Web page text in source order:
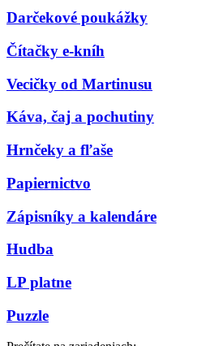
Darčekové poukážky
Čítačky e-kníh
Vecičky od Martinusu
Káva, čaj a pochutiny
Hrnčeky a fľaše
Papiernictvo
Zápisníky a kalendáre
Hudba
LP platne
Puzzle